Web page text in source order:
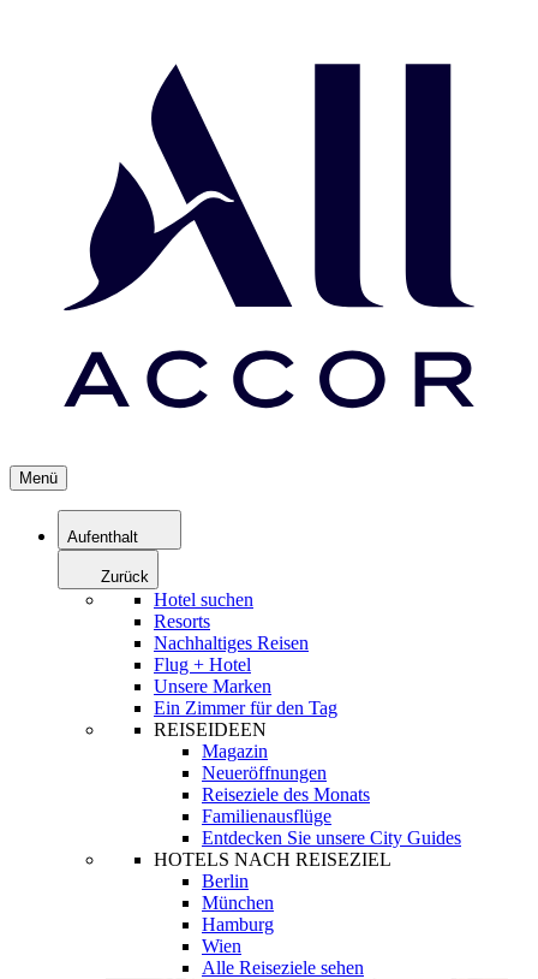
Menü
Aufenthalt
Zurück
Hotel suchen
Resorts
Nachhaltiges Reisen
Flug + Hotel
Unsere Marken
Ein Zimmer für den Tag
REISEIDEEN
Magazin
Neueröffnungen
Reiseziele des Monats
Familienausflüge
Entdecken Sie unsere City Guides
HOTELS NACH REISEZIEL
Berlin
München
Hamburg
Wien
Alle Reiseziele sehen